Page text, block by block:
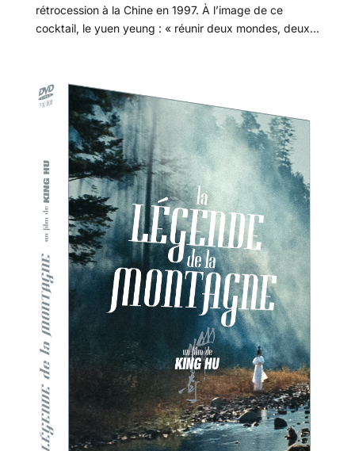
rétrocession à la Chine en 1997. À l’image de ce
cocktail, le yuen yeung : « réunir deux mondes, deux...